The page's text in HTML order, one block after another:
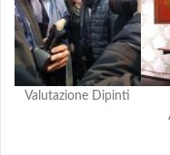
Valutazione Dipinti